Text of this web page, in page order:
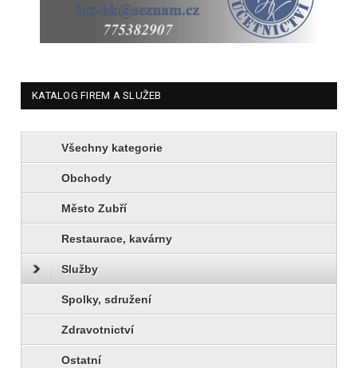
KATALOG FIREM A SLUŽEB
Všechny kategorie
Obchody
Město Zubří
Restaurace, kavárny
Služby
Spolky, sdružení
Zdravotnictví
Ostatní